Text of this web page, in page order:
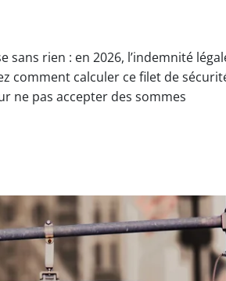
sans rien : en 2026, l’indemnité
comment calculer ce filet de
ne pas accepter des sommes